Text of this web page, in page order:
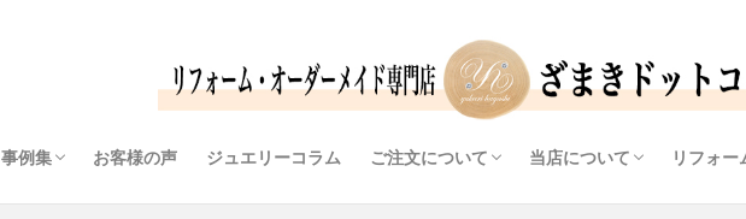
事例集
リング・指輪（ダイヤモンド）
リング・指輪（色石/カラーストーン）
ペンダント/ネックレス（ダイヤモンド）
ペンダント/ネックレス（色石・カラーストーン）
ピアス/イヤリング
ブローチ
ブレスレット
メンズジュエリー
オリジナルダイヤモンドリング枠
ダイヤモンドプチネックレス
お客様の声 ジュエリーコラム ご注文について
問い合わせから完成までの流れ
価格情報
よくあるご質問（FAQ)
ご予約・問合せフォーム
当店について
アクセス
ジュエリーデザイナー・
提案力・実績・自社工房
店主ブログ
リフォー
リフォ
オリジ
ダイヤ